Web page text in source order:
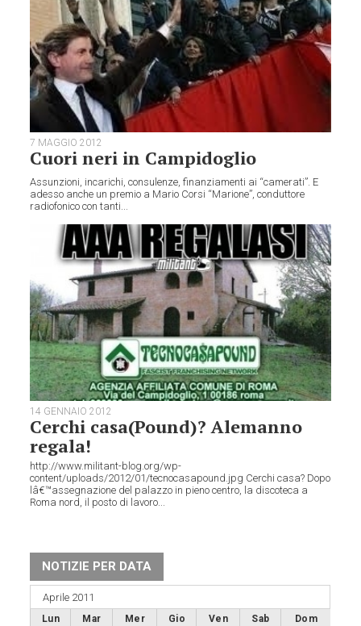
7 MAGGIO 2012
Cuori neri in Campidoglio
Assunzioni, incarichi, consulenze, finanziamenti ai “camerati”. E
adesso anche un premio a Mario Corsi “Marione”, conduttore
radiofonico con tanti...
14 GENNAIO 2012
Cerchi casa(Pound)? Alemanno
regala!
http://www.militant-blog.org/wp-
content/uploads/2012/01/tecnocasapound.jpg Cerchi casa? Dopo
lâ€™assegnazione del palazzo in pieno centro, la discoteca a
Roma nord, il posto di lavoro...
NOTIZIE PER DATA
Aprile 2011
Lun Mar Mer Gio Ven Sab Dom